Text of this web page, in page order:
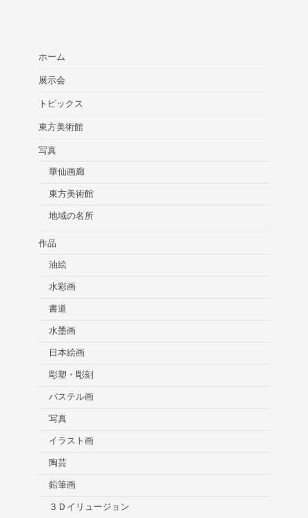
ホーム
展示会
トピックス
東方美術館
写真
華仙画廊
東方美術館
地域の名所
作品
油絵
水彩画
書道
水墨画
日本絵画
彫塑・彫刻
パステル画
写真
イラスト画
陶芸
鉛筆画
３Ｄイリュージョン